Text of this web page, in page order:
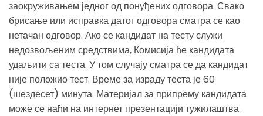
заокруживањем једног од понуђених одговора. Свако
брисање или исправка датог одговора сматра се као
нетачан одговор. Ако се кандидат на тесту служи
недозвољеним средствима, Комисија ће кандидата
удаљити са теста. У том случају сматра се да кандидат
није положио тест. Време за израду теста је 60
(шездесет) минута. Материјал за припрему кандидата
може се наћи на интернет презентацији тужилаштва.